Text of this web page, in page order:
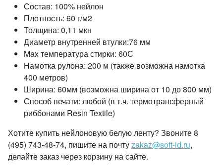
Состав: 100% нейлон
Плотность: 60 г/м2
Толщина: 0,11 мкн
Диаметр внутренней втулки:76 мм
Max температура стирки: 60С
Намотка рулона: 200 м (также возможна намотка
400 метров)
Ширина: 60мм (возможна ширина от 10 до 800 мм)
Способ печати: любой (в т.ч. термотрансферный
риббонами Resin Textile)
Хотите купить нейлоновую белую ленту? Звоните 8
(495) 743-48-74, пишите на почтуzakaz@soft-id.ru,
делайте заказ через корзину на сайте.